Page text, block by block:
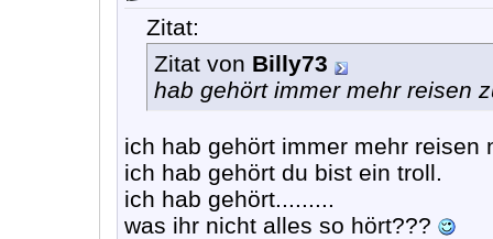
Zitat:
Zitat von Billy73
hab gehört immer mehr reisen
ich hab gehört immer mehr reisen
ich hab gehört du bist ein troll.
ich hab gehört.........
was ihr nicht alles so hört???